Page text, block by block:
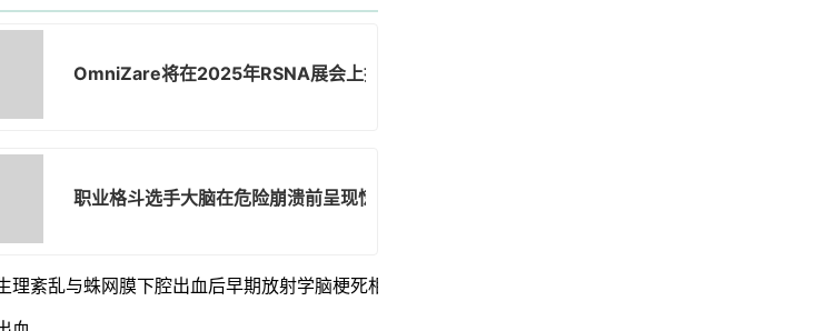
OmniZare将在2025年RSNA展会上推出革命性介电层析扫描仪
职业格斗选手大脑在危险崩溃前呈现惊人清理高峰
理紊乱与蛛网膜下腔出血后早期放射学脑梗死相关